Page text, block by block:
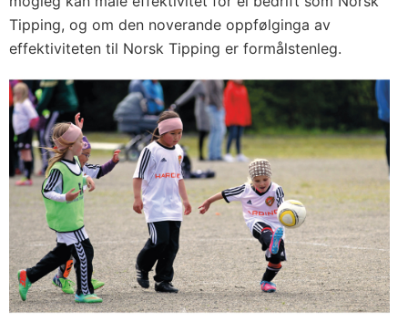
Tipping, og om den noverande oppfølginga av
effektiviteten til Norsk Tipping er formålstenleg.